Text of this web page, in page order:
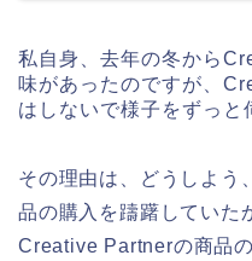
私自身、去年の冬から
味があったのですが、
はしないで様子をずっと
その理由は、どうしよ
品の購入を躊躇していた
Creative Partnerの商品